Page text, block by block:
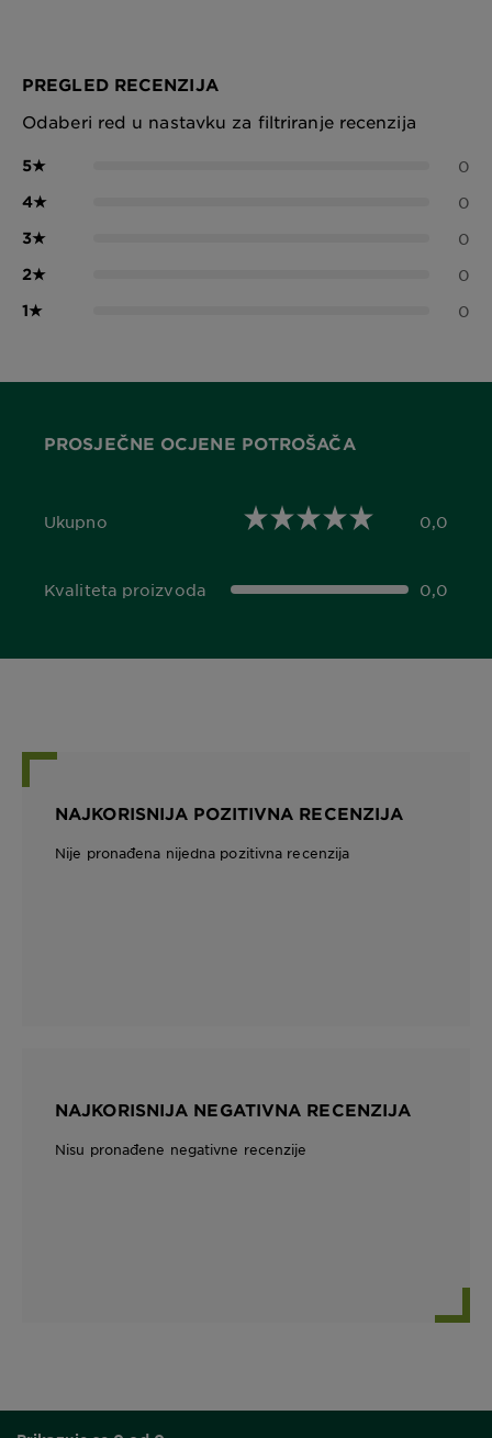
PREGLED RECENZIJA
Odaberi red u nastavku za filtriranje recenzija
5★ 0
4★ 0
3★ 0
2★ 0
1★ 0
PROSJEČNE OCJENE POTROŠAČA
Ukupno
0,0 out of 5 stars 0,0
Kvaliteta proizvoda
0,0 out of 5 stars 0,0
NAJKORISNIJA POZITIVNA RECENZIJA
Nije pronađena nijedna pozitivna recenzija
NAJKORISNIJA NEGATIVNA RECENZIJA
Nisu pronađene negativne recenzije